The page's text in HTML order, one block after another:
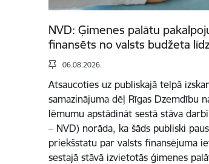
NVD: Ģimenes palātu
finansēts no valsts budžeta
06.08.2026.
Atsaucoties uz publiskajā telpā
samazinājuma dēļ Rīgas Dzemdību
lēmumu apstādināt sestā stāva
– NVD) norāda, ka šāds publiski
priekšstatu par valsts finansējuma
sestajā stāvā izvietotās ģimenes